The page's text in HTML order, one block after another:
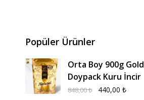
Popüler Ürünler
Orta Boy 900g Gold
Doypack Kuru İncir
848,00₺ 440,00 ₺